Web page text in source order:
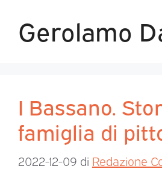
Gerolamo
I Bassano.
famiglia di
2022-12-09 di Redazione